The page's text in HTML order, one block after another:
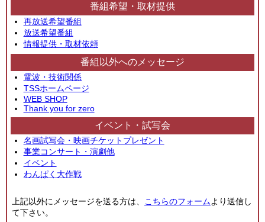
番組希望・取材提供
再放送希望番組
放送希望番組
情報提供・取材依頼
番組以外へのメッセージ
電波・技術関係
TSSホームページ
WEB SHOP
Thank you for zero
イベント・試写会
名画試写会・映画チケットプレゼント
事業コンサート・演劇他
イベント
わんぱく大作戦
上記以外にメッセージを送る方は、 こちらのフォームより送信し
て下さい。